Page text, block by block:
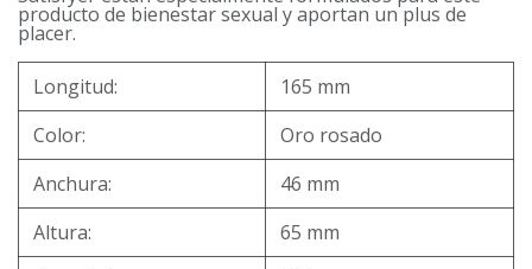
producto de bienestar sexual y aportan un plus de
placer.
Longitud:
165 mm
Color:
Oro rosado
Anchura:
46 mm
Altura:
65 mm